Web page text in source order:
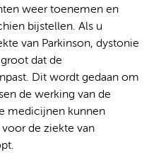
weer toenemen en
bijstellen. Als u
van Parkinson, dystonie
dat de
Dit wordt gedaan om
de werking van de
medicijnen kunnen
de ziekte van